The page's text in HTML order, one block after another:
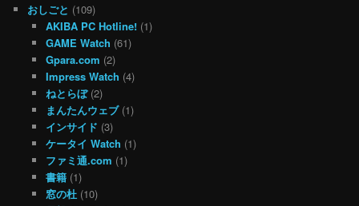
おしごと (109)
AKIBA PC Hotline!(1)
GAME Watch (61)
Gpara.com (2)
Impress Watch (4)
ねとらぼ(2)
まんたんウェブ(1)
インサイド (3)
ケータイ Watch (1)
ファミ通.com (1)
書籍(1)
窓の杜(10)